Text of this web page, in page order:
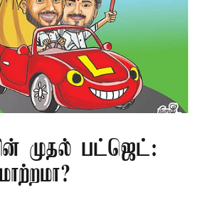
முதல் பட்ஜெட்: